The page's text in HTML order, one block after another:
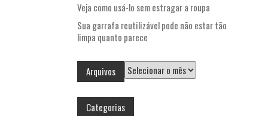
Veja como usá-lo sem estragar a roupa
Sua garrafa reutilizável pode não estar tão
limpa quanto parece
Arquivos Arquivos
Categorias